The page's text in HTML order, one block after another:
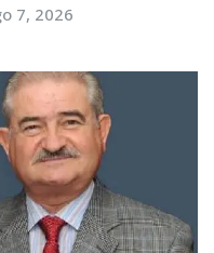
7, 2026